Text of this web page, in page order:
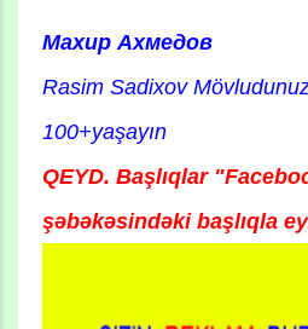
Махир Ахмедов
Rasim Sadixov
100+yaşayın
QEYD. Başlıqlar
şəbəkəsindəki başlıqla